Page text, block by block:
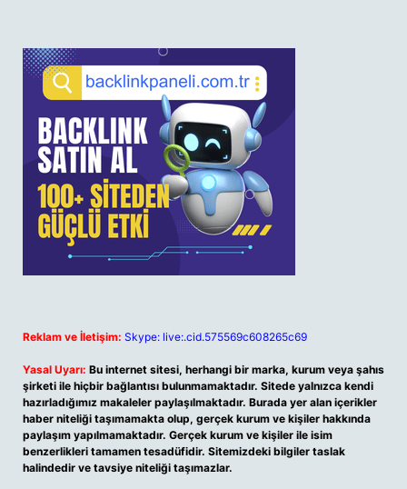
Reklam ve İletişim: Skype: live:.cid.575569c608265c69
Yasal Uyarı: Bu internet sitesi, herhangi bir marka, kurum veya şahıs
şirketi ile hiçbir bağlantısı bulunmamaktadır. Sitede yalnızca kendi
hazırladığımız makaleler paylaşılmaktadır. Burada yer alan içerikler
haber niteliği taşımamakta olup, gerçek kurum ve kişiler hakkında
paylaşım yapılmamaktadır. Gerçek kurum ve kişiler ile isim
benzerlikleri tamamen tesadüfidir. Sitemizdeki bilgiler taslak
halindedir ve tavsiye niteliği taşımazlar.